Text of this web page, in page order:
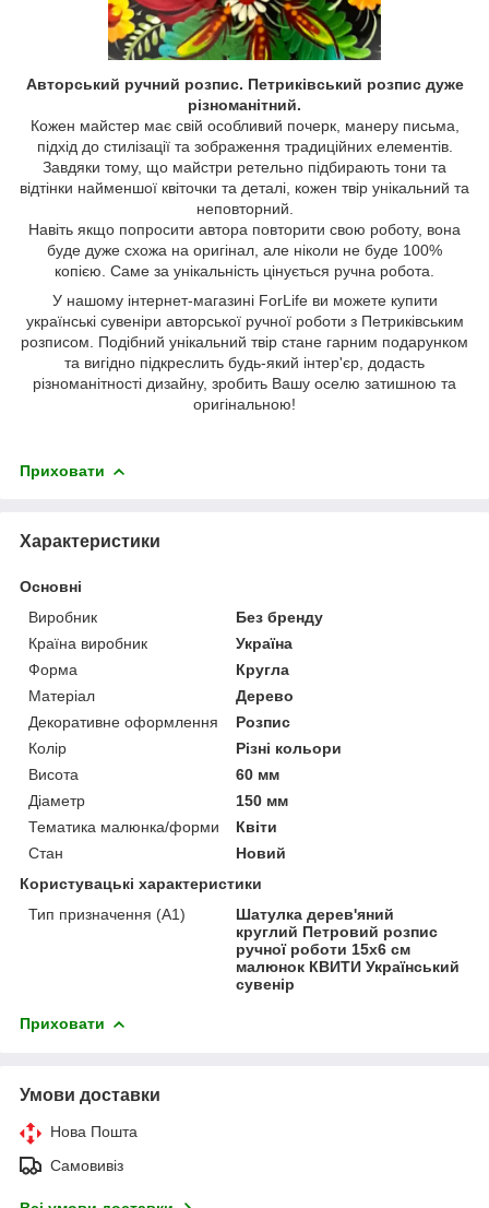
Авторський ручний розпис. Петриківський розпис дуже
різноманітний.
Кожен майстер має свій особливий почерк, манеру письма,
підхід до стилізації та зображення традиційних елементів.
Завдяки тому, що майстри ретельно підбирають тони та
відтінки найменшої квіточки та деталі, кожен твір унікальний та
неповторний.
Навіть якщо попросити автора повторити свою роботу, вона
буде дуже схожа на оригінал, але ніколи не буде 100%
копією. Саме за унікальність цінується ручна робота.
У нашому інтернет-магазині ForLife ви можете купити
українські сувеніри авторської ручної роботи з Петриківським
розписом. Подібний унікальний твір стане гарним подарунком
та вигідно підкреслить будь-який інтер'єр, додасть
різноманітності дизайну, зробить Вашу оселю затишною та
оригінальною!
Приховати
Характеристики
Основні
Виробник
Без бренду
Країна виробник
Україна
Форма
Кругла
Матеріал
Дерево
Декоративне оформлення
Розпис
Колір
Різні кольори
Висота
60 мм
Діаметр
150 мм
Тематика малюнка/форми
Квіти
Стан
Новий
Користувацькі характеристики
Тип призначення (А1)
Шатулка дерев'яний
круглий Петровий розпис
ручної роботи 15х6 см
малюнок КВИТИ Український
сувенір
Приховати
Умови доставки
Нова Пошта
Самовивіз